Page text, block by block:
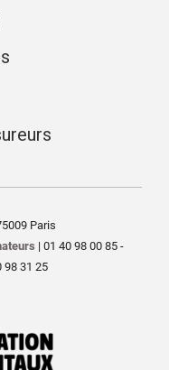
Paris
| 01 40 98 00 85 -
98 31 25